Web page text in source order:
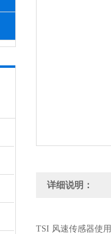
详细说明：
TSI 风速传感器使